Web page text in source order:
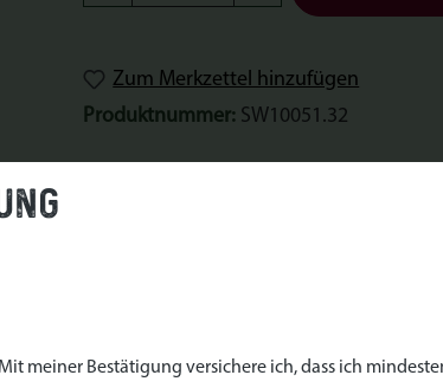
Zum Merkzettel hinzufügen
Produktnummer: SW10051.32
Tannenhof"
meiner Bestätigung versichere ich, dass ich